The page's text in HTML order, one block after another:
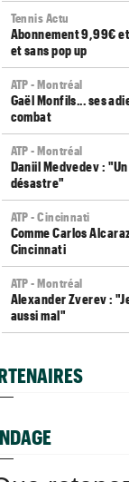
Tennis Actu
Abonnement 9,99€
et sans pop up
ATP - Montréal
Gaël Monfils... ses
combat
ATP - Montréal
Daniil Medvedev :
désastre"
ATP - Cincinnati
Comme Carlos
Cincinnati
ATP - Montréal
Alexander Zverev :
aussi mal"
mais..."
Auger-Aliassime,
dos"